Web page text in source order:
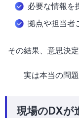
拠点や担当者
必要な情報を
その結果、意思決
実は本当の問
現場のDXが